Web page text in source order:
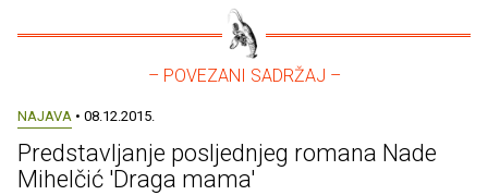
– POVEZANI SADRŽAJ –
NAJAVA • 08.12.2015.
Predstavljanje posljednjeg romana Nade
Mihelčić 'Draga mama'